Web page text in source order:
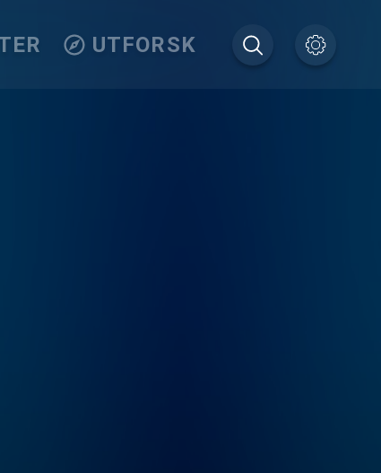
UTFORSK